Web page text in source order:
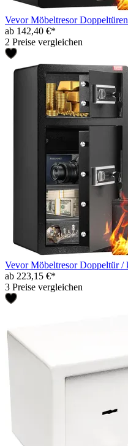
Vevor Möbeltresor
ab 142,40 €*
2 Preise vergleichen
Vevor Möbeltresor Doppeltür /
ab 223,15 €*
3 Preise vergleichen